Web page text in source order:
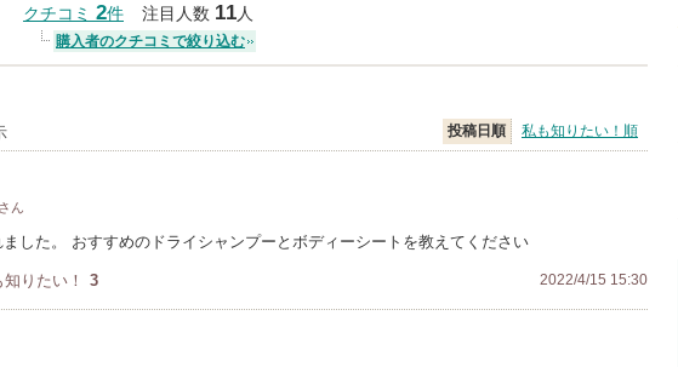
クチコミ 2件 注目人数 11人
購入者のクチコミで絞り込む
投稿日順 私も知りたい！順
さん
した。 おすすめのドライシャンプーとボディーシートを教えてください
りたい！ 3 2022/4/15 15:30